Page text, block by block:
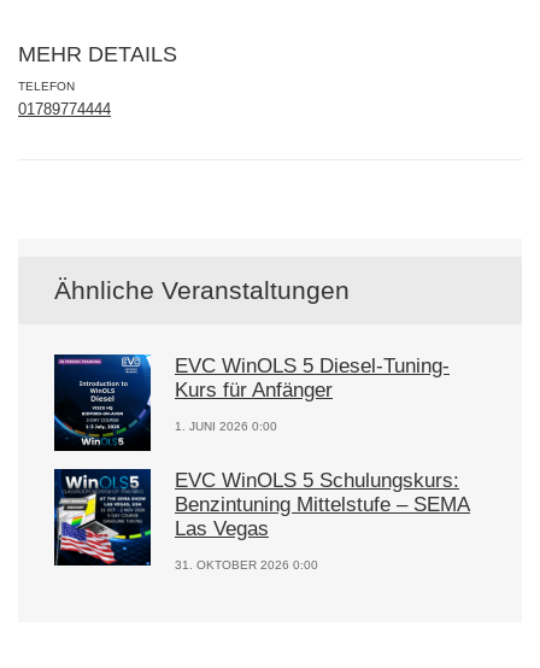
MEHR DETAILS
TELEFON
01789774444
Ähnliche Veranstaltungen
EVC WinOLS 5 Diesel-Tuning-
Kurs für Anfänger
1. JUNI 2026 0:00
EVC WinOLS 5 Schulungskurs:
Benzintuning Mittelstufe – SEMA
Las Vegas
31. OKTOBER 2026 0:00